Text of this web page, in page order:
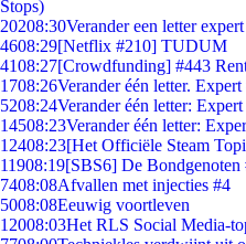
Stops)
20208:30Verander een letter
4608:29[Netflix #210] TUDUM
4108:27[Crowdfunding] #443
1708:26Verander één letter.
5208:24Verander één letter:
14508:23Verander één letter:
12408:23[Het Officiële Steam
11908:19[SBS6] De Bondgenoten
7408:08Afvallen met injecties #4
5008:08Eeuwig voortleven
12008:03Het RLS Social Media-